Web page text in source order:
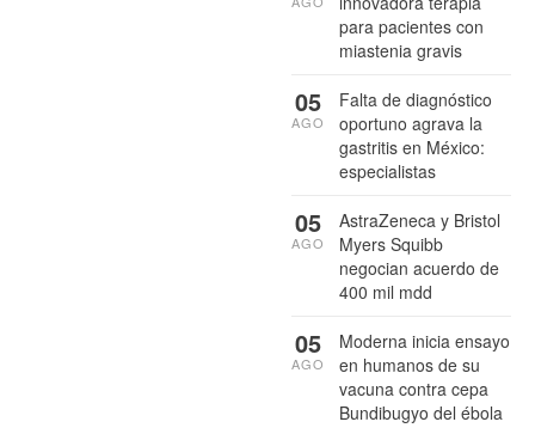
para pacientes con
miastenia gravis
Falta de diagnóstico
oportuno agrava la
gastritis en México:
especialistas
05
AGO
AstraZeneca y Bristol
Myers Squibb
negocian acuerdo de
400 mil mdd
05
AGO
Moderna inicia ensayo
en humanos de su
vacuna contra cepa
Bundibugyo del ébola
05
AGO